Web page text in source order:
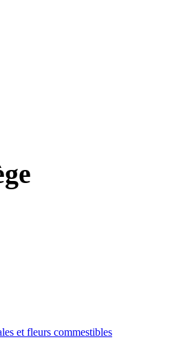
et fleurs commestibles